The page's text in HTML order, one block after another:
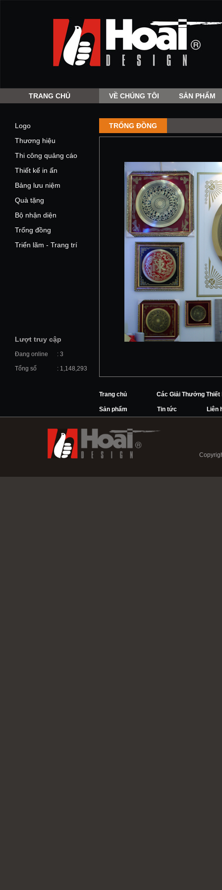
TRANG CHỦ VỀ CHÚNG TÔI SẢN PHẨM
Logo
Thương hiệu
Thi công quảng cáo
Thiết kế in ấn
Bảng lưu niệm
Quà tặng
Bộ nhận diện
Trống đồng
Triển lãm - Trang trí
Lượt truy cập
Đang online : 3
Tổng số : 1,148,293
TRỐNG ĐỒNG
Trang chủ Các Giải Thưởng Thiết
Sản phẩm Tin tức Liên